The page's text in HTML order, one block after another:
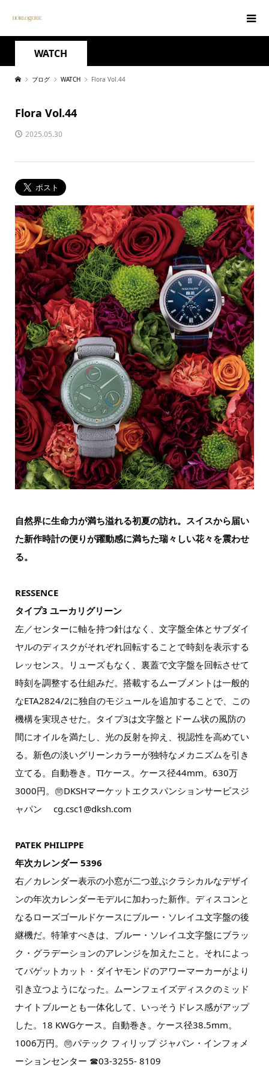
WATCH
ブログ WATCH Flora Vol.44
Flora Vol.44
2025.05.30
自然界に生命力が満ち溢れる初夏の訪れ。スイスから届い
た新作時計の便りが躍動感に満ちた瑞々しい花々を震わせ
る。
RESSENCE
タイプ3 ユーカリグリーン
左／センターに軸を持つ針はなく、文字盤全体とサブダイ
ヤルのディスクがそれぞれ回転することで時刻を表示する
レッセンス。リューズもなく、裏蓋で文字盤を回転させて
時刻を調整する仕組みだ。搭載するムーブメントは一般的
なETA2824/2に独自のモジュールを追加することで、この
機構を実現させた。タイプ3は文字盤とドーム状の風防の
間にオイルを満たし、光の反射を抑え、視認性を高めてい
る。新色の淡いグリーンカラーが独特なメカニズムを引き
立てる。自動巻き。TIケース。ケース径44mm。630万
3000円。㉄DKSHマーケットエクスパンションサービスジ
ャパン cg.csc1@dksh.com
PATEK PHILIPPE
年次カレンダー 5396
右／カレンダー表示の小窓が二つ並ぶクラシカルなデザイ
ンの年次カレンダーモデルに加わった新作。ディスコンと
なるローズゴールドケースにブルー・ソレイユ文字盤の後
継機だ。特筆すべきは、ブルー・ソレイユ文字盤にブラッ
ク・グラデーションのアレンジを加えたこと。それによっ
てバゲットカット・ダイヤモンドのアワーマーカーがより
引き立つようになった。ムーンフェイズディスクのミッド
ナイトブルーとも一体化して、いっそうドレス感がアップ
した。18 KWGケース。自動巻き。ケース径38.5mm。
1006万円。㉄パテック フィリップ ジャパン・インフォメ
ーションセンター ☎03-3255- 8109